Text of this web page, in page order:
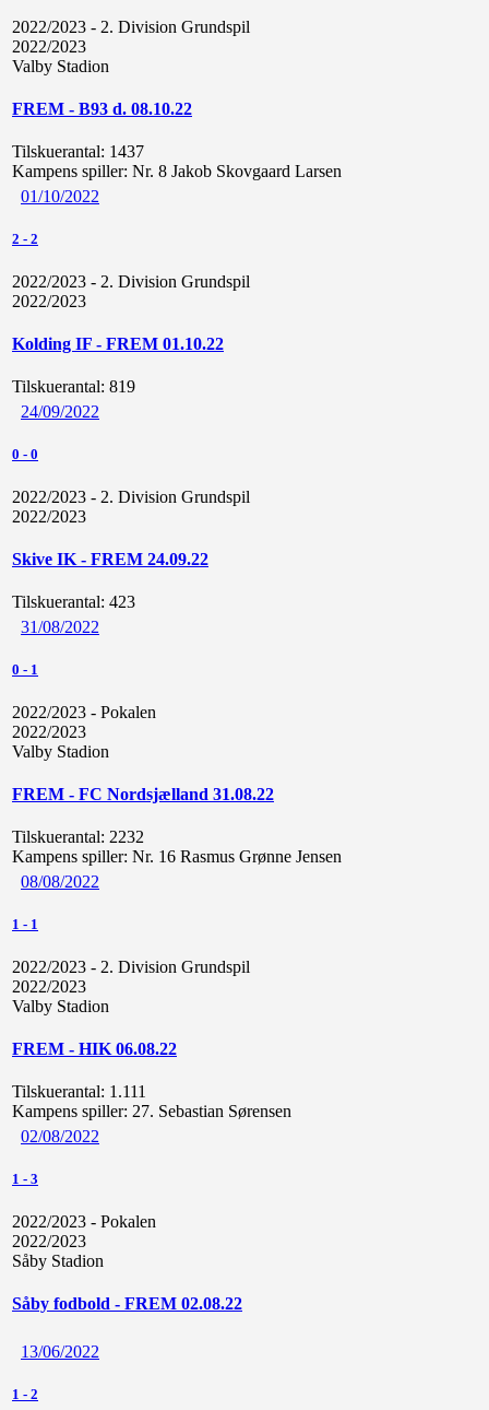
2022/2023 - 2. Division Grundspil
2022/2023
Valby Stadion
FREM - B93 d. 08.10.22
Tilskuerantal: 1437
Kampens spiller: Nr. 8 Jakob Skovgaard Larsen
01/10/2022
2 - 2
2022/2023 - 2. Division Grundspil
2022/2023
Kolding IF - FREM 01.10.22
Tilskuerantal: 819
24/09/2022
0 - 0
2022/2023 - 2. Division Grundspil
2022/2023
Skive IK - FREM 24.09.22
Tilskuerantal: 423
31/08/2022
0 - 1
2022/2023 - Pokalen
2022/2023
Valby Stadion
FREM - FC Nordsjælland 31.08.22
Tilskuerantal: 2232
Kampens spiller: Nr. 16 Rasmus Grønne Jensen
08/08/2022
1 - 1
2022/2023 - 2. Division Grundspil
2022/2023
Valby Stadion
FREM - HIK 06.08.22
Tilskuerantal: 1.111
Kampens spiller: 27. Sebastian Sørensen
02/08/2022
1 - 3
2022/2023 - Pokalen
2022/2023
Såby Stadion
Såby fodbold - FREM 02.08.22
13/06/2022
1 - 2